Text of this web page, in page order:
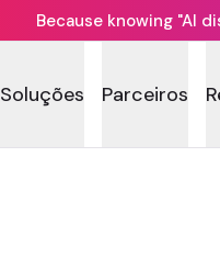
Because knowing "AI
Soluções Parceiros